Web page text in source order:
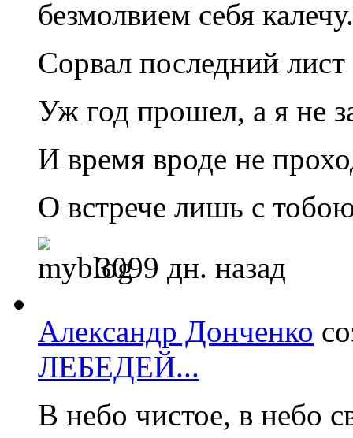
безмолвием себя калечу.
Сорвал последний лист
Уж год прошел, а я не
И время вроде не
О встрече лишь с
3099 дн. назад
Александр Донченко
ЛЕБЕДЕЙ...
В небо чистое, в небо